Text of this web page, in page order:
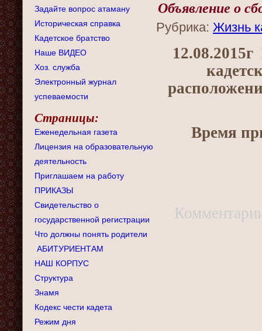
Задайте вопрос атаману
Историческая справка
Кадетское братство
Наше ВИДЕО
Хоз. служба
Электронный журнал
успеваемости
Страницы:
Еженедельная газета
Лицензия на образовательную
деятельность
Приглашаем на работу
ПРИКАЗЫ
Свидетельство о
государственной регистрации
Что должны понять родители
АБИТУРИЕНТАМ
НАШ КОРПУС
Структура
Знамя
Кодекс чести кадета
Режим дня
Объявление о
Рубрика: Жизнь
Время